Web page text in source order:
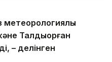
Талдықорған
– делінген